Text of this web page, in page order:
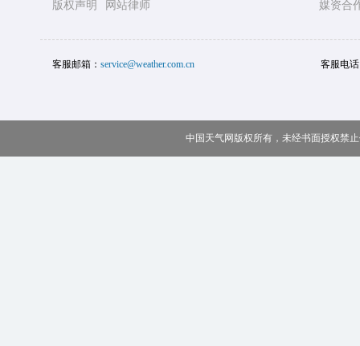
版权声明
网站律师
媒资合
客服邮箱： service@weather.com.cn 客服电
中国天气网版权所有，未经书面授权